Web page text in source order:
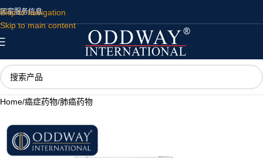
Skip to navigation
Skip to main content
国家服务信息
Home/癌症药物/肺癌药物